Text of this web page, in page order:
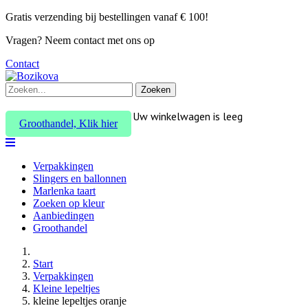
Gratis verzending bij bestellingen vanaf € 100!
Vragen? Neem contact met ons op
Contact
Zoeken
Groothandel, Klik hier
Uw winkelwagen is leeg
Verpakkingen
Slingers en ballonnen
Marlenka taart
Zoeken op kleur
Aanbiedingen
Groothandel
Start
Verpakkingen
Kleine lepeltjes
kleine lepeltjes oranje